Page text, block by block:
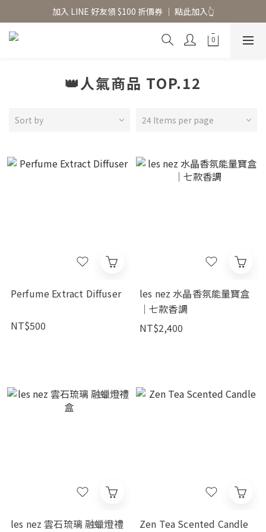
香氛水氧機、擴香香水原精  l 兩件85、三件79折
加入 LINE 好友領 $100 折價券 │ 點此加入👆
香氛水氧機、擴香香水原精  l 兩件85、三件79折
👑人氣商品 TOP.12
Sort by 24 Items per page
Perfume Extract Diffuser
NT$500
les nez 水晶香氛能量寶盒
｜七款香調
NT$2,400
les nez 雲石琉璃 融蠟燈禮 Zen Tea Scented Candle